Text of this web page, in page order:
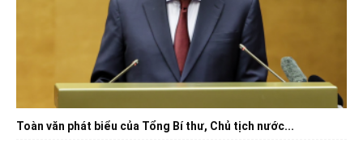
Toàn văn phát biểu của Tổng Bí thư, Chủ tịch nước...